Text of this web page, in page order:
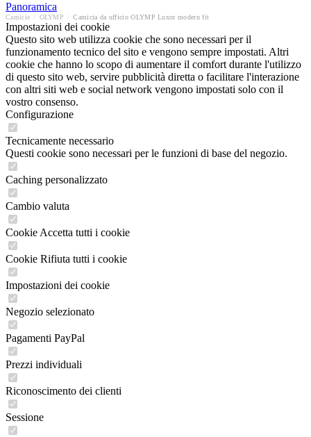
Panoramica
Camicie OLYMP Camicia da ufficio OLYMP Luxor modern fit
Impostazioni dei cookie
Questo sito web utilizza cookie che sono necessari per il
funzionamento tecnico del sito e vengono sempre impostati. Altri
cookie che hanno lo scopo di aumentare il comfort durante l'utilizzo
di questo sito web, servire pubblicità diretta o facilitare l'interazione
con altri siti web e social network vengono impostati solo con il
vostro consenso.
Configurazione
Tecnicamente necessario
Questi cookie sono necessari per le funzioni di base del negozio.
Caching personalizzato
Cambio valuta
Cookie Accetta tutti i cookie
Cookie Rifiuta tutti i cookie
Impostazioni dei cookie
Negozio selezionato
Pagamenti PayPal
Prezzi individuali
Riconoscimento dei clienti
Sessione